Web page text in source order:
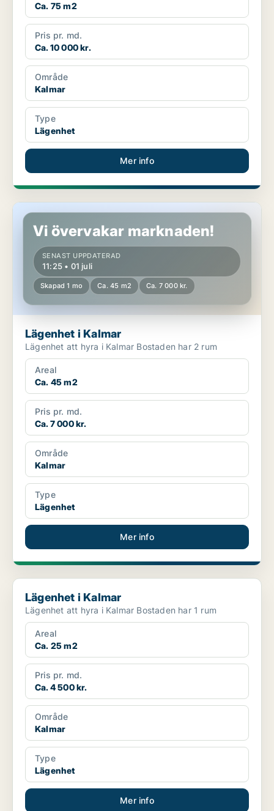
Ca. 75 m2
Pris pr. md.
Ca. 10 000 kr.
Område
Kalmar
Type
Lägenhet
Mer info
Lägenhet i Kalmar
Vi övervakar marknaden!
SENAST UPPDATERAD
11:25 • 01 juli
Skapad 1 mo Ca. 45 m2 Ca. 7 000 kr.
Lägenhet i Kalmar
Lägenhet att hyra i Kalmar Bostaden har 2 rum
Areal
Ca. 45 m2
Pris pr. md.
Ca. 7 000 kr.
Område
Kalmar
Type
Lägenhet
Mer info
Lägenhet i Kalmar
Lägenhet i Kalmar
Lägenhet att hyra i Kalmar Bostaden har 1 rum
Areal
Ca. 25 m2
Pris pr. md.
Ca. 4 500 kr.
Område
Kalmar
Type
Lägenhet
Mer info